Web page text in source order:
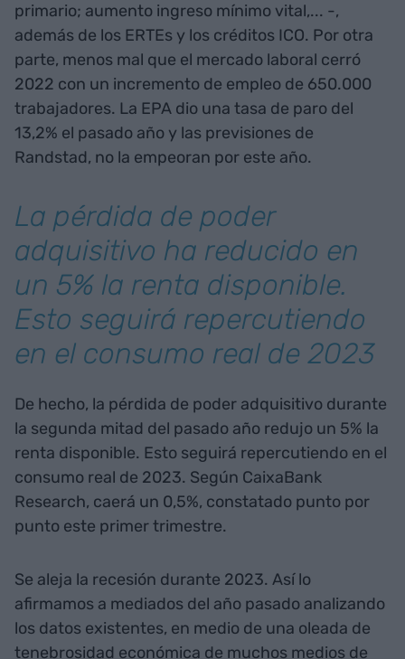
primario; aumento ingreso mínimo vital,... -,
además de los ERTEs y los créditos ICO. Por otra
parte, menos mal que el mercado laboral cerró
2022 con un incremento de empleo de 650.000
trabajadores. La EPA dio una tasa de paro del
13,2% el pasado año y las previsiones de
Randstad, no la empeoran por este año.
La pérdida de poder
adquisitivo ha reducido en
un 5% la renta disponible.
Esto seguirá repercutiendo
en el consumo real de 2023
De hecho, la pérdida de poder adquisitivo durante
la segunda mitad del pasado año redujo un 5% la
renta disponible. Esto seguirá repercutiendo en el
consumo real de 2023. Según CaixaBank
Research, caerá un 0,5%, constatado punto por
punto este primer trimestre.
Se aleja la recesión durante 2023. Así lo
afirmamos a mediados del año pasado analizando
los datos existentes, en medio de una oleada de
tenebrosidad económica de muchos medios de